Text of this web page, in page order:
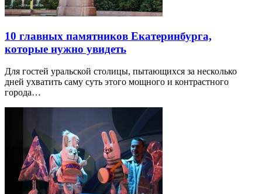
10 главных памятников Екатеринбурга,
которые нужно увидеть
Для гостей уральской столицы, пытающихся за несколько
дней ухватить саму суть этого мощного и контрастного
города…